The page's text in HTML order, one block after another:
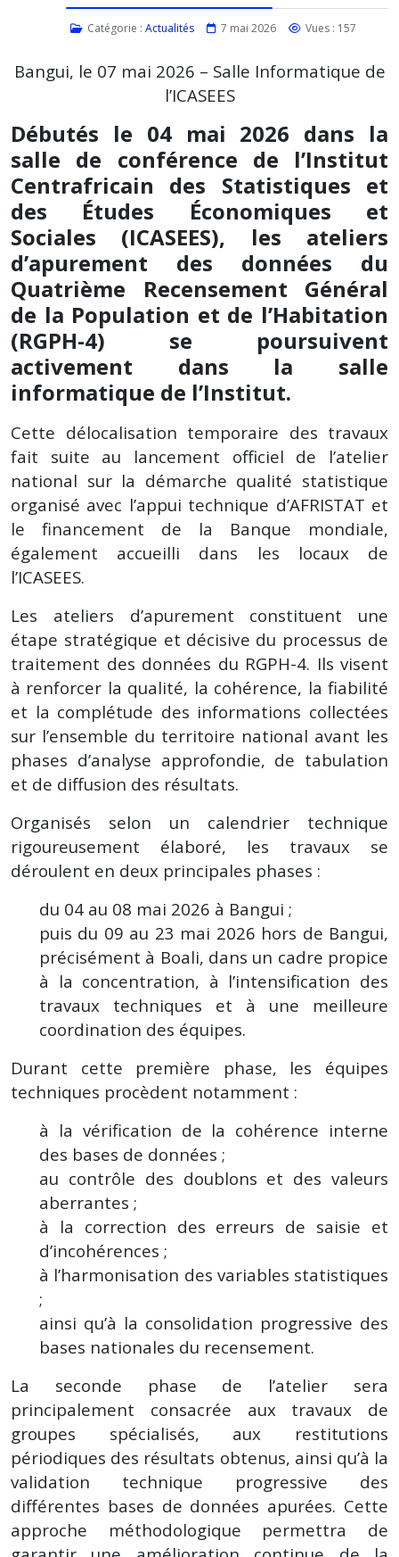
Catégorie : Actualités 7 mai 2026 Vues : 157
Bangui, le 07 mai 2026 – Salle Informatique de
l’ICASEES
Débutés le 04 mai 2026 dans la
salle de conférence de l’Institut
Centrafricain des Statistiques et
des Études Économiques et
Sociales (ICASEES), les ateliers
d’apurement des données du
Quatrième Recensement Général
de la Population et de l’Habitation
(RGPH-4) se poursuivent
activement dans la salle
informatique de l’Institut.
Cette délocalisation temporaire des travaux
fait suite au lancement officiel de l’atelier
national sur la démarche qualité statistique
organisé avec l’appui technique d’AFRISTAT et
le financement de la Banque mondiale,
également accueilli dans les locaux de
l’ICASEES.
Les ateliers d’apurement constituent une
étape stratégique et décisive du processus de
traitement des données du RGPH-4. Ils visent
à renforcer la qualité, la cohérence, la fiabilité
et la complétude des informations collectées
sur l’ensemble du territoire national avant les
phases d’analyse approfondie, de tabulation
et de diffusion des résultats.
Organisés selon un calendrier technique
rigoureusement élaboré, les travaux se
déroulent en deux principales phases :
du 04 au 08 mai 2026 à Bangui ;
puis du 09 au 23 mai 2026 hors de Bangui,
précisément à Boali, dans un cadre propice
à la concentration, à l’intensification des
travaux techniques et à une meilleure
coordination des équipes.
Durant cette première phase, les équipes
techniques procèdent notamment :
à la vérification de la cohérence interne
des bases de données ;
au contrôle des doublons et des valeurs
aberrantes ;
à la correction des erreurs de saisie et
d’incohérences ;
à l’harmonisation des variables statistiques
;
ainsi qu’à la consolidation progressive des
bases nationales du recensement.
La seconde phase de l’atelier sera
principalement consacrée aux travaux de
groupes spécialisés, aux restitutions
périodiques des résultats obtenus, ainsi qu’à la
validation technique progressive des
différentes bases de données apurées. Cette
approche méthodologique permettra de